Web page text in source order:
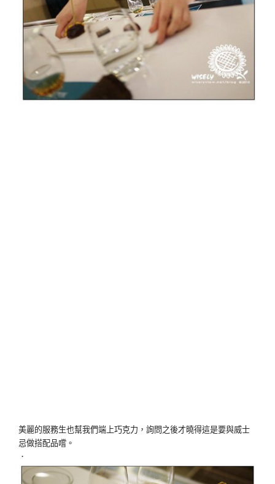
美麗的服務生也幫我們端上巧克力，詢問之後才曉得這是要與威士
忌做搭配品嚐。
．